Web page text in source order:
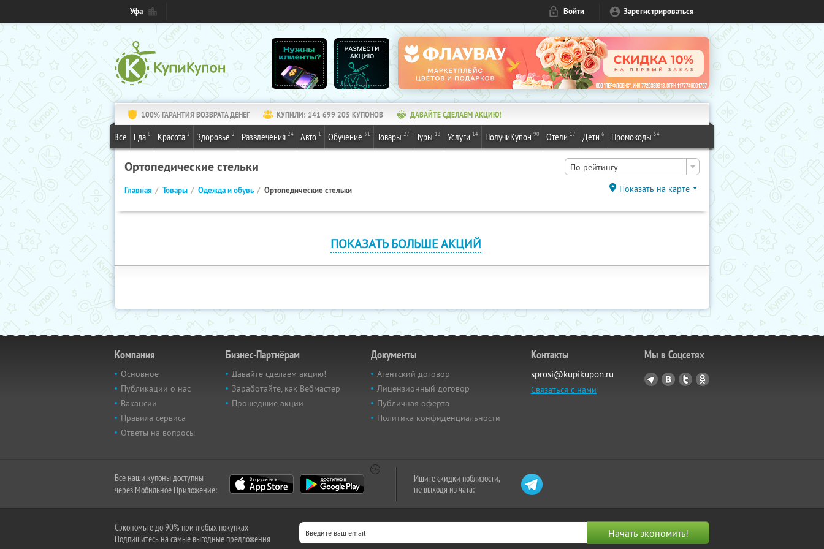
Уфа Войти Зарегистрироваться
100% ГАРАНТИЯ ВОЗВРАТА ДЕНЕГ КУПИЛИ: 141 699 205 КУПОНОВ ДАВАЙТЕ СДЕЛАЕМ АКЦИЮ!
Все Еда 8 Красота 2 Здоровье 2 Развлечения 24 Авто 1 Обучение 31 Товары 27 Туры 13 Услуги 14 ПолучиКупон 90 Отели 17 Дети 6 Промокоды 54
Ортопедические стельки По рейтингу
Главная Товары Одежда и обувь Ортопедические стельки Показать на карте
ПОКАЗАТЬ БОЛЬШЕ АКЦИЙ
Компания
Основное
Публикации о нас
Вакансии
Правила сервиса
Ответы на вопросы
Бизнес-Партнёрам
Давайте сделаем акцию!
Заработайте, как Вебмастер
Прошедшие акции
Документы
Агентский договор
Лицензионный договор
Публичная оферта
Политика конфиденциальности
Контакты
sprosi@kupikupon.ru
Связаться с нами
Мы в Соцсетях
Все наши купоны доступны
через Мобильное Приложение:
Ищите скидки поблизости,
не выходя из чата:
Сэкономьте до 90% при любых покупках
Подпишитесь на самые выгодные предложения